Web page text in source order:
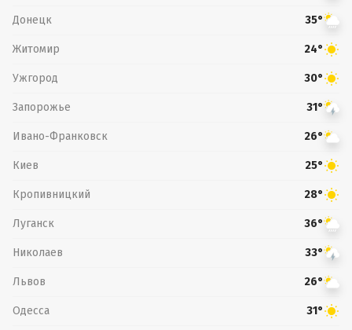
Донецк 35°
Житомир 24°
Ужгород 30°
Запорожье 31°
Ивано-Франковск 26°
Киев 25°
Кропивницкий 28°
Луганск 36°
Николаев 33°
Львов 26°
Одесса 31°